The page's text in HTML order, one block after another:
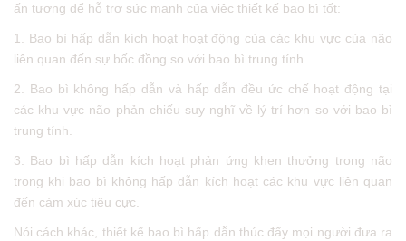
ấn tượng để hỗ trợ sức mạnh của việc thiết kế bao bì tốt:
1. Bao bì hấp dẫn kích hoạt hoạt động của các khu vực của não
liên quan đến sự bốc đồng so với bao bì trung tính.
2. Bao bì không hấp dẫn và hấp dẫn đều ức chế hoạt động tại
các khu vực não phản chiếu suy nghĩ về lý trí hơn so với bao bì
trung tính.
3. Bao bì hấp dẫn kích hoạt phản ứng khen thưởng trong não
trong khi bao bì không hấp dẫn kích hoạt các khu vực liên quan
đến cảm xúc tiêu cực.
Nói cách khác, thiết kế bao bì hấp dẫn thúc đẩy mọi người đưa ra